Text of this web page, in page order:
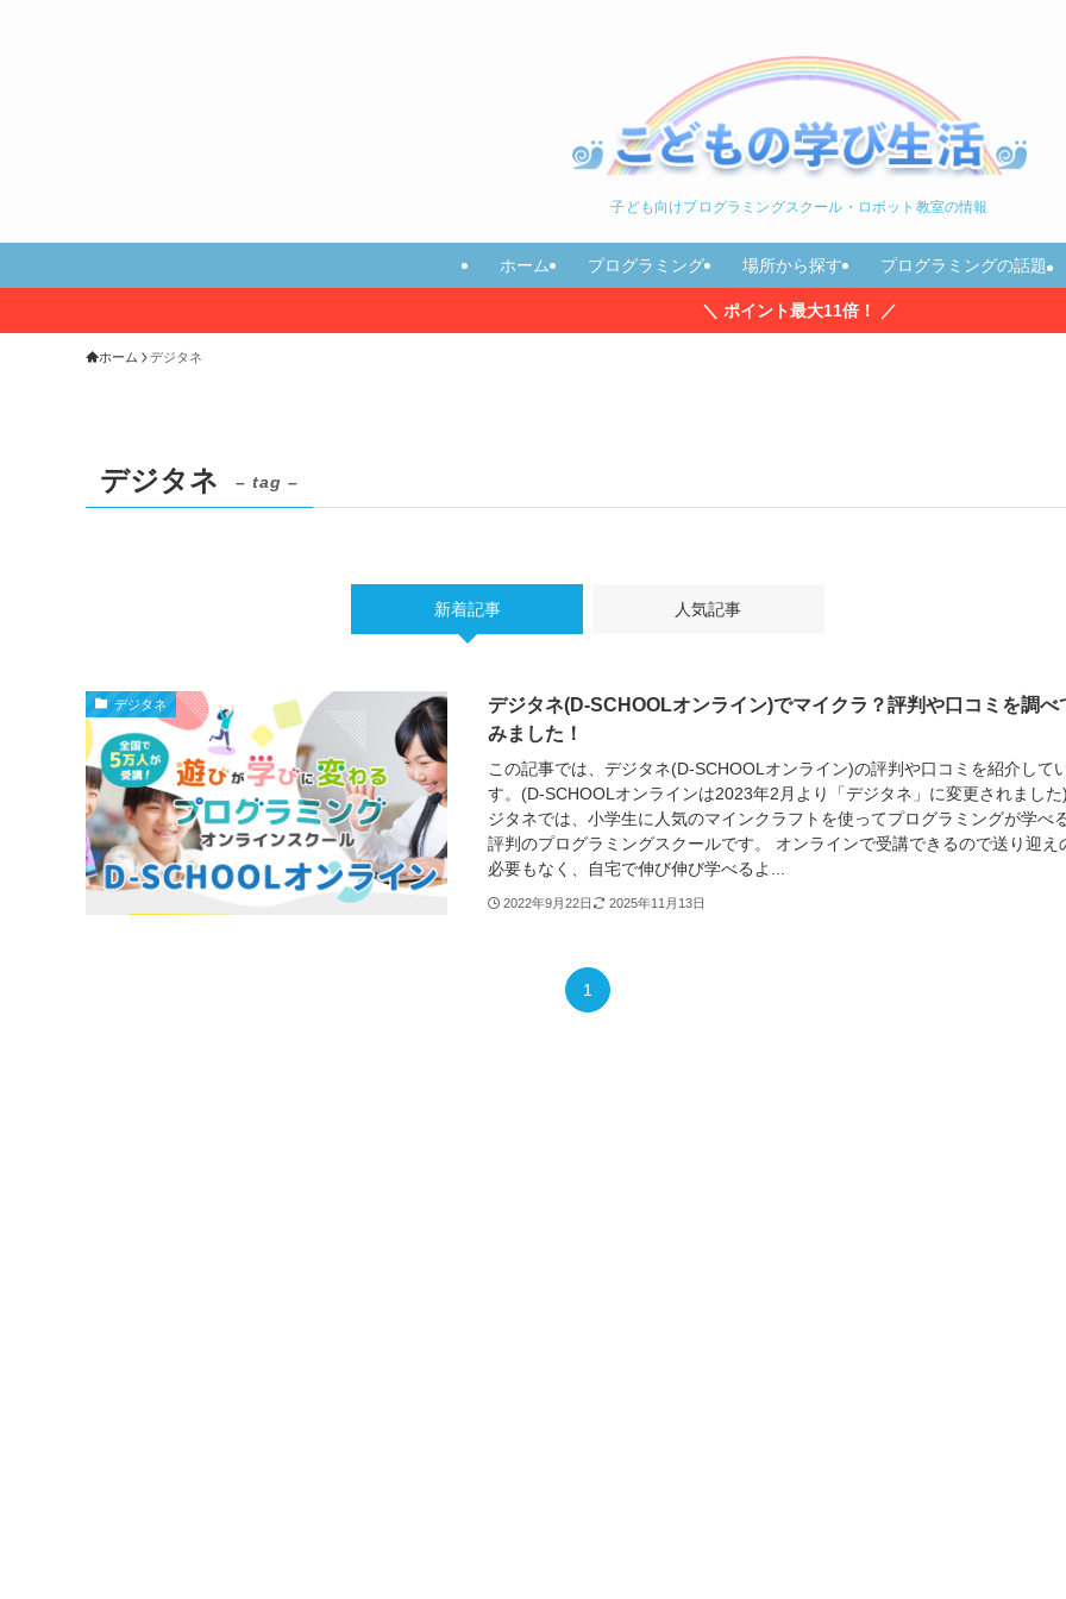
子ども向けプログラミングスクール・ロボット教室の情報
ホーム プログラミング 場所から探す プログラミングの話題
＼ ポイント最大11倍！ ／
ホーム デジタネ
デジタネ – tag –
新着記事 人気記事
デジタネ
デジタネ(D-SCHOOLオンライン)でマイクラ？評判や口コミを調べ
みました！
この記事では、デジタネ(D-SCHOOLオンライン)の評判や口コミを紹介して
す。(D-SCHOOLオンラインは2023年2月より「デジタネ」に変更されました
ジタネでは、小学生に人気のマインクラフトを使ってプログラミングが学べ
評判のプログラミングスクールです。 オンラインで受講できるので送り迎え
必要もなく、自宅で伸び伸び学べるよ...
2022年9月22日 2025年11月13日
1